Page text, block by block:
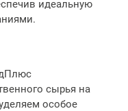
идеальную
сырья на
особое